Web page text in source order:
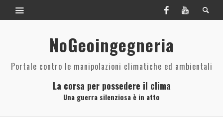
NoGeoingegneria
Portale contro le manipolazioni climatiche ed ambientali
La corsa per possedere il clima
Una guerra silenziosa è in atto